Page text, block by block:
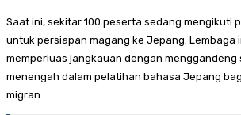
Saat ini, sekitar 100 peserta sedang mengikuti
untuk persiapan magang ke Jepang. Lembaga
memperluas jangkauan dengan menggandeng
menengah dalam pelatihan bahasa Jepang
migran.